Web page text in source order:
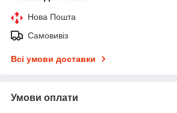
Нова Пошта
Самовивіз
Всі умови доставки
Умови оплати